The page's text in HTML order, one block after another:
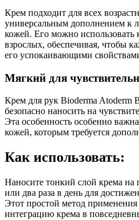
Крем подходит для всех
универсальным дополнением к
кожей. Его можно использовать
взрослых, обеспечивая, чтобы
его успокаивающими
Мягкий для
Крем для рук Bioderma
безопасно наносить на
Эта особенность особенно
кожей, которым требуется
Как использовать:
Наносите тонкий слой крема
или два раза в день для
Этот простой метод
интеграцию крема в